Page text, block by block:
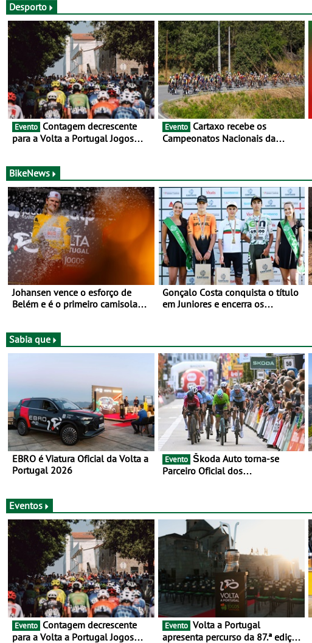
Desporto
Evento
para a Volta a Portugal Jogos
Evento
Campeonatos Nacionais da
BikeNews
Johansen vence o esforço de
Belém e é o primeiro camisola
Agosto
Gonçalo Costa conquista o título
em Juniores e encerra os
Sabia que
EBRO é Viatura Oficial da Volta a
Portugal 2026
Evento
Parceiro Oficial dos
Eventos
Evento
para a Volta a Portugal Jogos
Evento
apresenta percurso da 87.ª edição